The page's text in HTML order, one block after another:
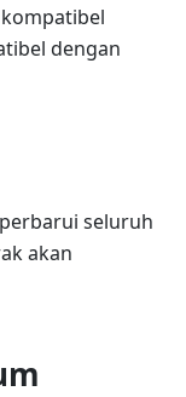
dengan
seluruh
akan